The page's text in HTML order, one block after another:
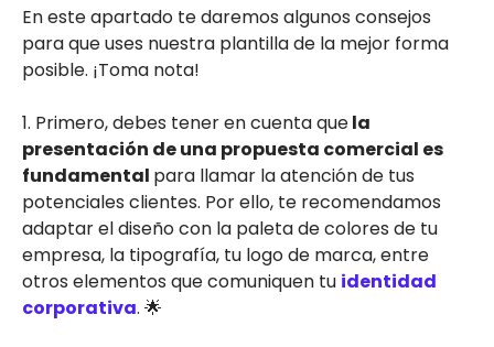
En este apartado te daremos algunos consejos
para que uses nuestra plantilla de la mejor forma
posible. ¡Toma nota!
1. Primero, debes tener en cuenta quela
presentación de una propuesta comercial es
fundamental para llamar la atención de tus
potenciales clientes. Por ello, te recomendamos
adaptar el diseño con la paleta de colores de tu
empresa, la tipografía, tu logo de marca, entre
otros elementos que comuniquen tu identidad
corporativa. 🌟